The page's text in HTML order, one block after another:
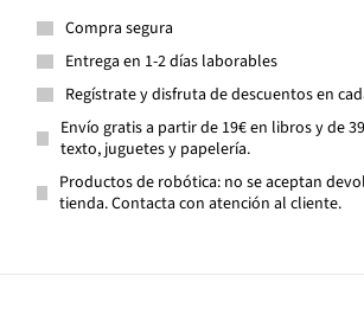
Compra segura
Entrega en 1-2 días laborables
Regístrate y disfruta de descuentos en
Envío gratis a partir de 19€ en libros y de
texto, juguetes y papelería.
Productos de robótica: no se aceptan
tienda. Contacta con atención al cliente.